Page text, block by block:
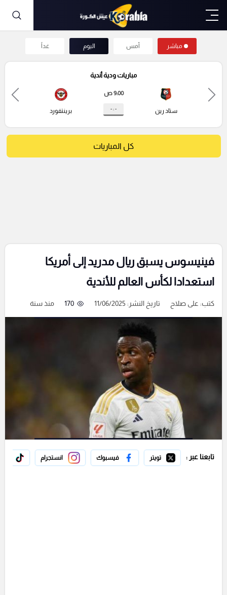
مباشر أمس اليوم غداً
مباريات ودية أندية
ستاد رين
9:00 ص
- : - برينتفورد
كل المباريات
فينيسوس يسبق ريال مدريد إلى أمريكا
استعدادا لكأس العالم للأندية
كتب: على صلاح تاريخ النشر: 11/06/2025 170 منذ سنة
تابعنا عبر : تويتر فيسبوك انستجرام